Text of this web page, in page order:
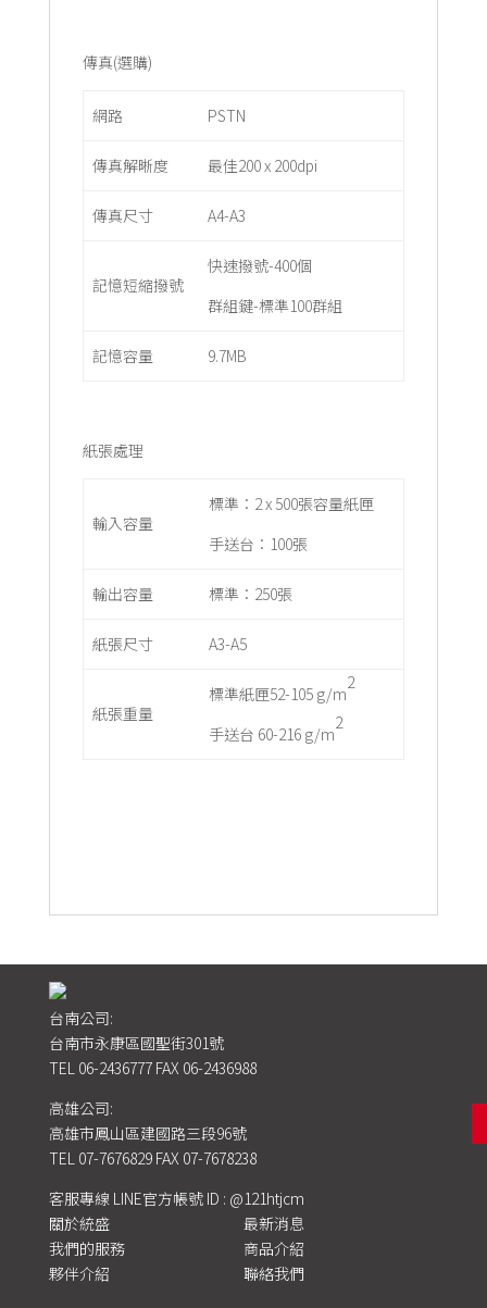
傳真(選購)
網路 PSTN
傳真解晰度 最佳200 x 200dpi
傳真尺寸 A4-A3
記憶短縮撥號
快速撥號-400個
群組鍵-標準100群組
記憶容量 9.7MB
紙張處理
輸入容量
標準：2 x 500張容量紙匣
手送台：100張
輸出容量 標準：250張
紙張尺寸 A3-A5
紙張重量
標準紙匣52-105 g/m
2
手送台 60-216 g/m
2
台南公司:
台南市永康區國聖街301號
TEL 06-2436777FAX 06-2436988
高雄公司:
高雄市鳳山區建國路三段96號
TEL 07-7676829FAX 07-7678238
客服專線 LINE官方帳號 ID : @121htjcm
關於統盛
最新消息
我們的服務
商品介紹
夥伴介紹
聯絡我們